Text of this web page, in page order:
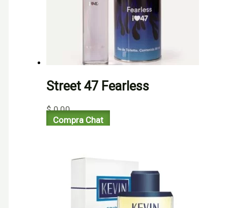
Street 47 Fearless
$0,00
Compra Chat